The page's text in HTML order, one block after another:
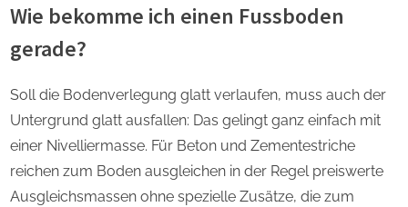
Wie bekomme ich einen Fussboden
gerade?
Soll die Bodenverlegung glatt verlaufen, muss auch der
Untergrund glatt ausfallen: Das gelingt ganz einfach mit
einer Nivelliermasse. Für Beton und Zementestriche
reichen zum Boden ausgleichen in der Regel preiswerte
Ausgleichsmassen ohne spezielle Zusätze, die zum